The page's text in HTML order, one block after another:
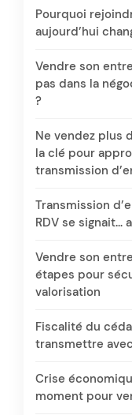
Pourquoi
aujourd’hui
Vendre son
pas dans la
?
Ne vendez plus
la clé pour
transmission
Transmission
RDV se signait…
Vendre son
étapes pour
valorisation
Fiscalité du
transmettre
Crise
moment pour